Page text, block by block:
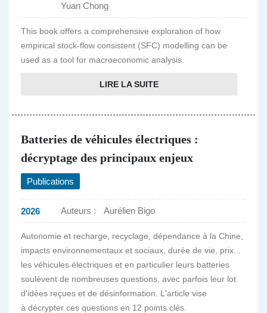
Yuan Chong
This book offers a comprehensive exploration of how
empirical stock-flow consistent (SFC) modelling can be
used as a tool for macroeconomic analysis.
LIRE LA SUITE
Batteries de véhicules électriques :
décryptage des principaux enjeux
Publications
2026 Auteurs : Aurélien Bigo
Autonomie et recharge, recyclage, dépendance à la Chine,
impacts environnementaux et sociaux, durée de vie, prix...
les véhicules électriques et en particulier leurs batteries
soulèvent de nombreuses questions, avec parfois leur lot
d'idées reçues et de désinformation. L'article vise
à décrypter ces questions en 12 points clés.